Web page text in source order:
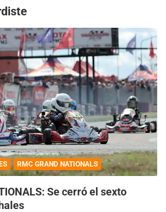
RMC GRAND NATIONALS
Se cerró el sexto